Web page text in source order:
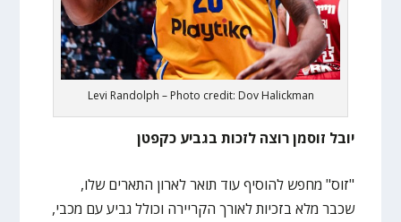
Levi Randolph – Photo credit: Dov Halickman
יובל זוסמן רוצה לזכות בגביע כקפטן
"זוס" מחפש להוסיף עוד תואר לארון התארים שלו,
שכבר מלא בזכיות לאורך הקריירה וכולל גביע עם מכבי,